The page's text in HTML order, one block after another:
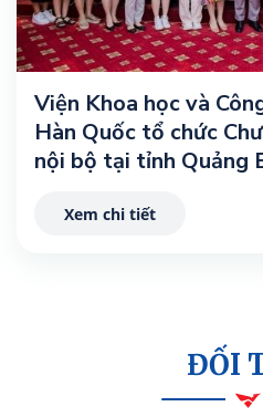
Viện Khoa học và
Hàn Quốc tổ chức
nội bộ tại tỉnh Quảng
Xem chi tiết
ĐỐI